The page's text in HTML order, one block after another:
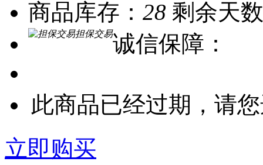
商品库存： 28 剩余天
诚信保障：
担保交易
此商品已经过期，请
立即购买